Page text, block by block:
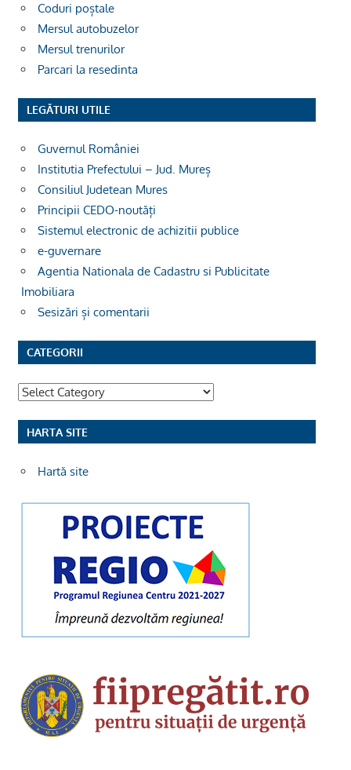
Coduri poștale
Mersul autobuzelor
Mersul trenurilor
Parcari la resedinta
LEGĂTURI UTILE
Guvernul României
Institutia Prefectului – Jud. Mureș
Consiliul Judetean Mures
Principii CEDO-noutăți
Sistemul electronic de achizitii publice
e-guvernare
Agentia Nationala de Cadastru si Publicitate
Imobiliara
Sesizări și comentarii
CATEGORII
Categorii
HARTA SITE
Hartă site